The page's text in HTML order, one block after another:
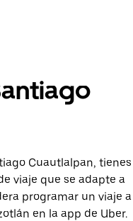
Cuautlalpan, tienes
viaje que se adapte a
programar un viaje a
en la app de Uber.